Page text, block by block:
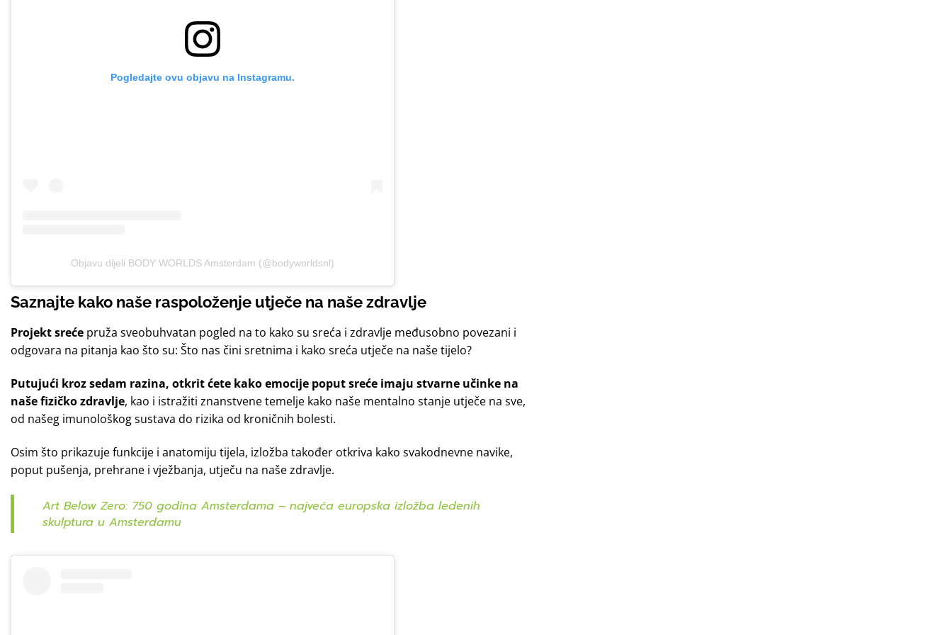
Pogledajte ovu objavu na Instagramu.
Objavu dijeli BODY WORLDS Amsterdam (@bodyworldsnl)
Saznajte kako naše raspoloženje utječe na naše zdravlje
Projekt sreće pruža sveobuhvatan pogled na to kako su sreća i zdravlje međusobno povezani i
odgovara na pitanja kao što su: Što nas čini sretnima i kako sreća utječe na naše tijelo?
Putujući kroz sedam razina, otkrit ćete kakoemocije poput sreće imaju stvarne učinke na
naše fizičko zdravlje, kao i istražiti znanstvene temelje kako naše mentalno stanje utječe na sve,
od našeg imunološkog sustava do rizika od kroničnih bolesti.
Osim što prikazuje funkcije i anatomiju tijela, izložba također otkriva kako svakodnevne navike,
poput pušenja, prehrane i vježbanja, utječu na naše zdravlje.
Art Below Zero: 750 godina Amsterdama – najveća europska izložba ledenih
skulptura u Amsterdamu